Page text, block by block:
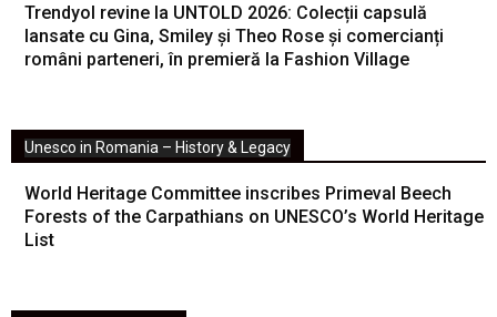
Trendyol revine la UNTOLD 2026: Colecții capsulă
lansate cu Gina, Smiley și Theo Rose și comercianți
români parteneri, în premieră la Fashion Village
Unesco in Romania – History & Legacy
World Heritage Committee inscribes Primeval Beech
Forests of the Carpathians on UNESCO’s World Heritage
List